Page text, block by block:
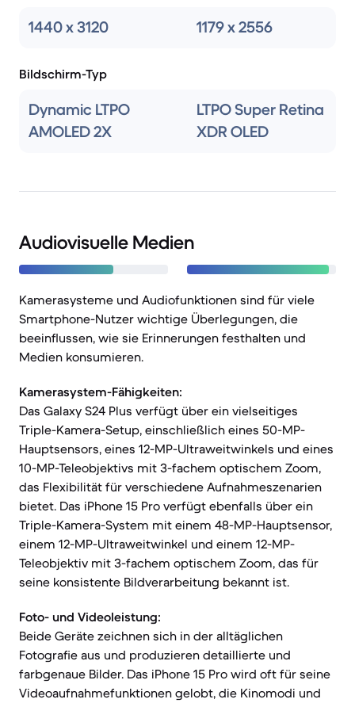
1440 x 3120 1179 x 2556
Bildschirm-Typ
Dynamic LTPO
AMOLED 2X
LTPO Super Retina
XDR OLED
Audiovisuelle Medien
Kamerasysteme und Audiofunktionen sind für viele
Smartphone-Nutzer wichtige Überlegungen, die
beeinflussen, wie sie Erinnerungen festhalten und
Medien konsumieren.
Kamerasystem-Fähigkeiten:
Das Galaxy S24 Plus verfügt über ein vielseitiges
Triple-Kamera-Setup, einschließlich eines 50-MP-
Hauptsensors, eines 12-MP-Ultraweitwinkels und eines
10-MP-Teleobjektivs mit 3-fachem optischem Zoom,
das Flexibilität für verschiedene Aufnahmeszenarien
bietet. Das iPhone 15 Pro verfügt ebenfalls über ein
Triple-Kamera-System mit einem 48-MP-Hauptsensor,
einem 12-MP-Ultraweitwinkel und einem 12-MP-
Teleobjektiv mit 3-fachem optischem Zoom, das für
seine konsistente Bildverarbeitung bekannt ist.
Foto- und Videoleistung:
Beide Geräte zeichnen sich in der alltäglichen
Fotografie aus und produzieren detaillierte und
farbgenaue Bilder. Das iPhone 15 Pro wird oft für seine
Videoaufnahmefunktionen gelobt, die Kinomodi und